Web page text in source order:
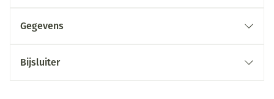
Gegevens
Bijsluiter